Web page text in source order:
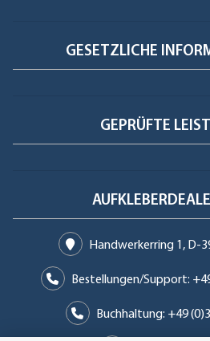
GESETZLICHE
GEPRÜFTE
Handwerkerring 1, D-
Bestellungen/Support:
Buchhaltung: +49